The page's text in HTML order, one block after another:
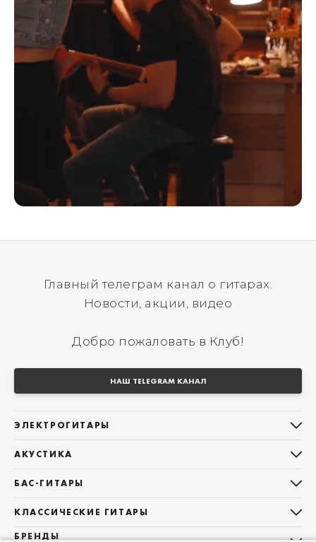
Главный телеграм канал о гитарах.
Новости, акции, видео
Добро пожаловать в Клуб!
НАШ TELEGRAM КАНАЛ
ЭЛЕКТРОГИТАРЫ
Telecaster
Les Paul
АКУСТИКА
Фолки (ОМ, 000, 00)
Гранд Аудиториум
БАС-ГИТАРЫ
КЛАССИЧЕСКИЕ ГИТАРЫ
Все классические гитары
БРЕНДЫ